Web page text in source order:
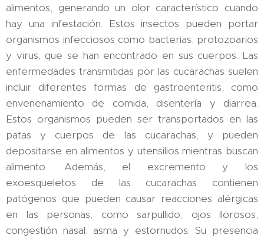
alimentos, generando un olor característico cuando
hay una infestación. Estos insectos pueden portar
organismos infecciosos como bacterias, protozoarios
y virus, que se han encontrado en sus cuerpos. Las
enfermedades transmitidas por las cucarachas suelen
incluir diferentes formas de gastroenteritis, como
envenenamiento de comida, disentería y diarrea.
Estos organismos pueden ser transportados en las
patas y cuerpos de las cucarachas, y pueden
depositarse en alimentos y utensilios mientras buscan
alimento. Además, el excremento y los
exoesqueletos de las cucarachas contienen
patógenos que pueden causar reacciones alérgicas
en las personas, como sarpullido, ojos llorosos,
congestión nasal, asma y estornudos. Su presencia